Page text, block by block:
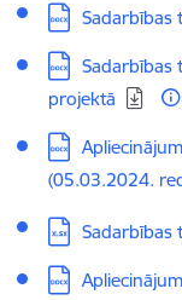
Lejupielādēt:
Sadarbības
Lejupielādēt:
Sadarbības
projektā
Lejupielādēt:
(05.03.2024.
Lejupielādēt:
Sadarbības
Lejupielādēt: